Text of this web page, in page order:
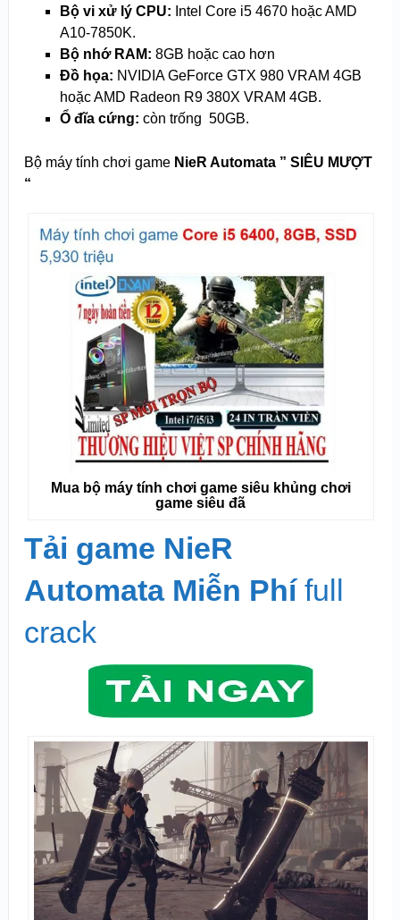
Bộ vi xử lý CPU: Intel Core i5 4670 hoặc AMD
A10-7850K.
Bộ nhớ RAM: 8GB hoặc cao hơn
Đồ họa: NVIDIA GeForce GTX 980 VRAM 4GB
hoặc AMD Radeon R9 380X VRAM 4GB.
Ổ đĩa cứng: còn trống 50GB.
Bộ máy tính chơi game NieR Automata ” SIÊU MƯỢT
“
Mua bộ máy tính chơi game siêu khủng chơi
game siêu đã
Tải game NieR
Automata Miễn Phífull
crack